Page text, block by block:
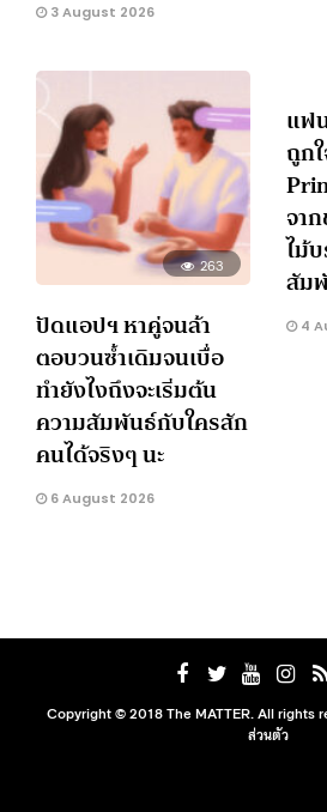
3 August 2026
263
ปัดแอปฯ หาคู่จนล้า
ตอบวนซ้ำเดิมจนเบื่อ
ทำยังไงถึงจะเริ่มต้น
ความสัมพันธ์กับใครสัก
คนได้จริงๆ นะ
6 August 2026
แฟ
ถูก
จา
ไม้
สัม
4
Copyright © 2018 The MATTER. All rights
ส่วนตัว